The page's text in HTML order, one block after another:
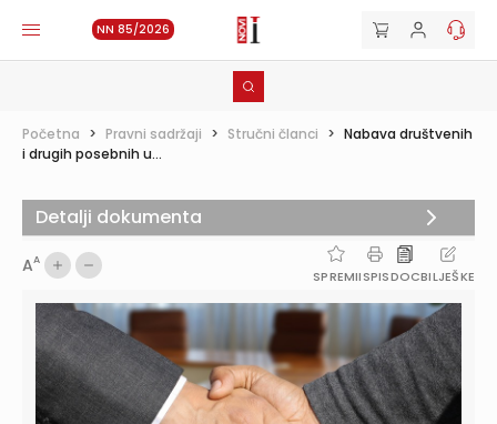
NN 85/2026
Početna > Pravni sadržaji > Stručni članci > Nabava društvenih
i drugih posebnih u...
AA
SPREMIISPISDOCBILJEŠKE
Detalji dokumenta